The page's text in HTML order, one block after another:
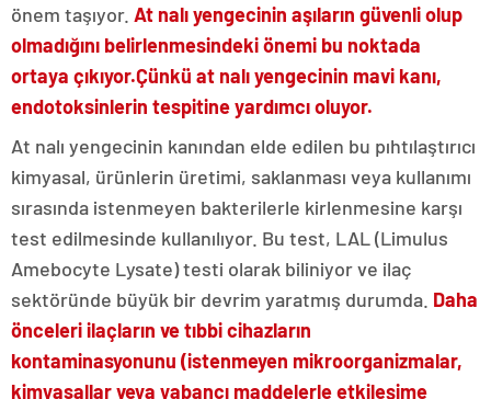
önem taşıyor. At nalı yengecinin aşıların güvenli olup
olmadığını belirlenmesindeki önemi bu noktada
ortaya çıkıyor.Çünkü at nalı yengecinin mavi kanı,
endotoksinlerin tespitine yardımcı oluyor.
At nalı yengecinin kanından elde edilen bu pıhtılaştırıcı
kimyasal, ürünlerin üretimi, saklanması veya kullanımı
sırasında istenmeyen bakterilerle kirlenmesine karşı
test edilmesinde kullanılıyor. Bu test, LAL (Limulus
Amebocyte Lysate) testi olarak biliniyor ve ilaç
sektöründe büyük bir devrim yaratmış durumda. Daha
önceleri ilaçların ve tıbbi cihazların
kontaminasyonunu (istenmeyen mikroorganizmalar,
kimyasallar veya yabancı maddelerle etkileşime